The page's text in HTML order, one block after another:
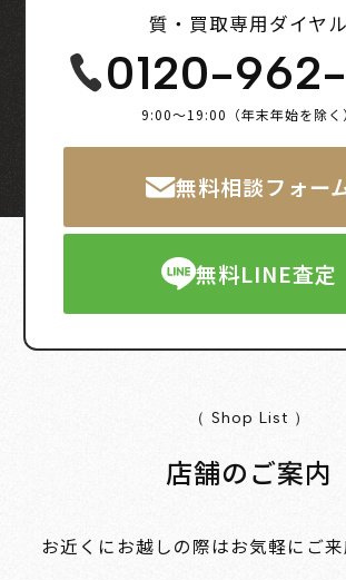
質・買取専用ダイヤル
0120-
9:00～19:00（年末年始を除く
無料相談フォー
無料LINE査定
（ Shop List ）
店舗のご案内
お近くにお越しの際はお気軽にご来